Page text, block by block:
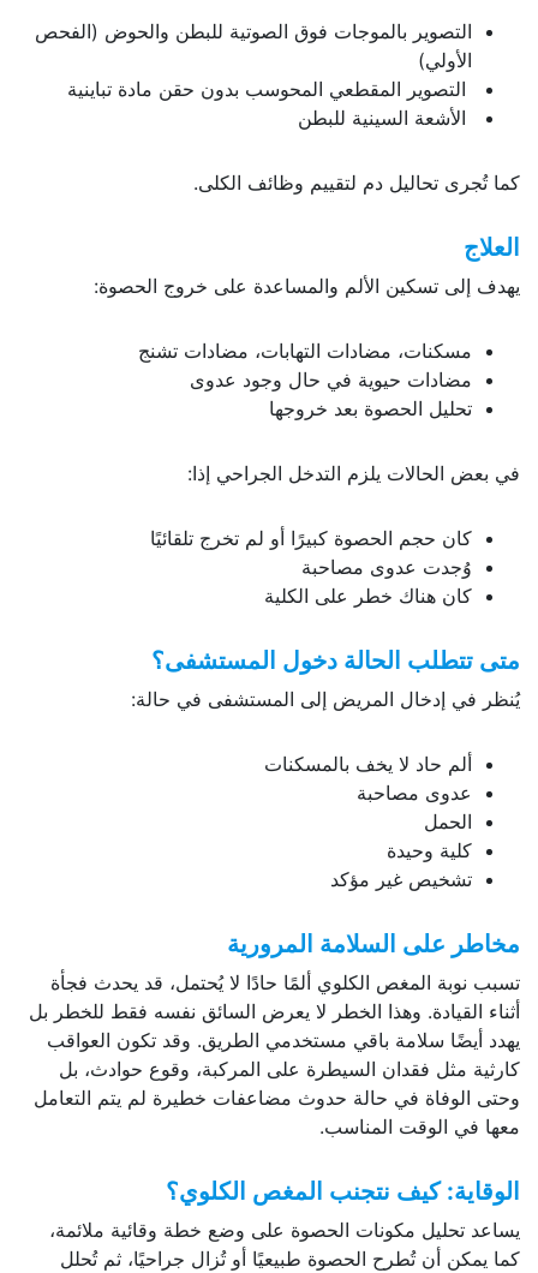
التصوير بالموجات فوق الصوتية للبطن والحوض (الفحص
الأولي)
التصوير المقطعي المحوسب بدون حقن مادة تباينية
الأشعة السينية للبطن
كما تُجرى تحاليل دم لتقييم وظائف الكلى.
العلاج
يهدف إلى تسكين الألم والمساعدة على خروج الحصوة:
مسكنات، مضادات التهابات، مضادات تشنج
مضادات حيوية في حال وجود عدوى
تحليل الحصوة بعد خروجها
في بعض الحالات يلزم التدخل الجراحي إذا:
كان حجم الحصوة كبيرًا أو لم تخرج تلقائيًا
وُجدت عدوى مصاحبة
كان هناك خطر على الكلية
متى تتطلب الحالة دخول المستشفى؟
يُنظر في إدخال المريض إلى المستشفى في حالة:
ألم حاد لا يخف بالمسكنات
عدوى مصاحبة
الحمل
كلية وحيدة
تشخيص غير مؤكد
مخاطر على السلامة المرورية
تسبب نوبة المغص الكلوي ألمًا حادًا لا يُحتمل، قد يحدث فجأة
أثناء القيادة. وهذا الخطر لا يعرض السائق نفسه فقط للخطر بل
يهدد أيضًا سلامة باقي مستخدمي الطريق. وقد تكون العواقب
كارثية مثل فقدان السيطرة على المركبة، وقوع حوادث، بل
وحتى الوفاة في حالة حدوث مضاعفات خطيرة لم يتم التعامل
معها في الوقت المناسب.
الوقاية: كيف نتجنب المغص الكلوي؟
يساعد تحليل مكونات الحصوة على وضع خطة وقائية ملائمة،
كما يمكن أن تُطرح الحصوة طبيعيًا أو تُزال جراحيًا، ثم تُحلل